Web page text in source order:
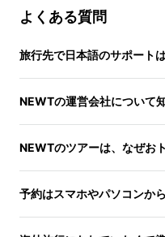
よくある質問
旅行先で日本語のサポート
NEWTの運営会社について
NEWTのツアーは、なぜお
予約はスマホやパソコンか